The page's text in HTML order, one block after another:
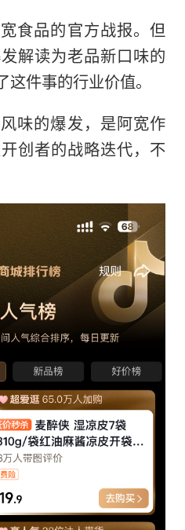
食品的官方战报。但
解读为老品新口味的
件事的行业价值。
味的爆发，是阿宽作
创者的战略迭代，不